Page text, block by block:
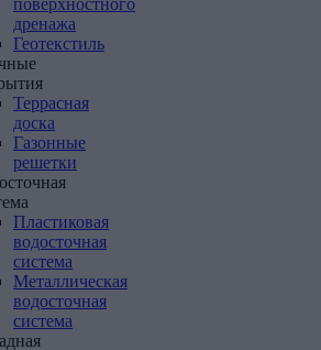
поверхностного
дренажа
Геотекстиль
Террасная
доска
Газонные
решетки
Пластиковая
водосточная
система
Металлическая
водосточная
система